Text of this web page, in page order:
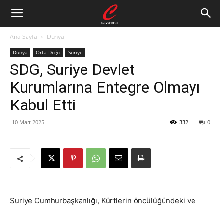
Ana Sayfa Dünya
Dünya Orta Doğu Suriye
SDG, Suriye Devlet
Kurumlarına Entegre Olmayı
Kabul Etti
10 Mart 2025 0
332
Suriye Cumhurbaşkanlığı, Kürtlerin öncülüğündeki ve